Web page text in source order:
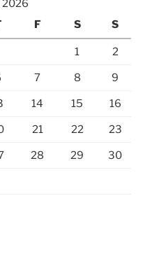
2026
F S S
1 2
7 8 9
14 15 16
21 22 23
28 29 30